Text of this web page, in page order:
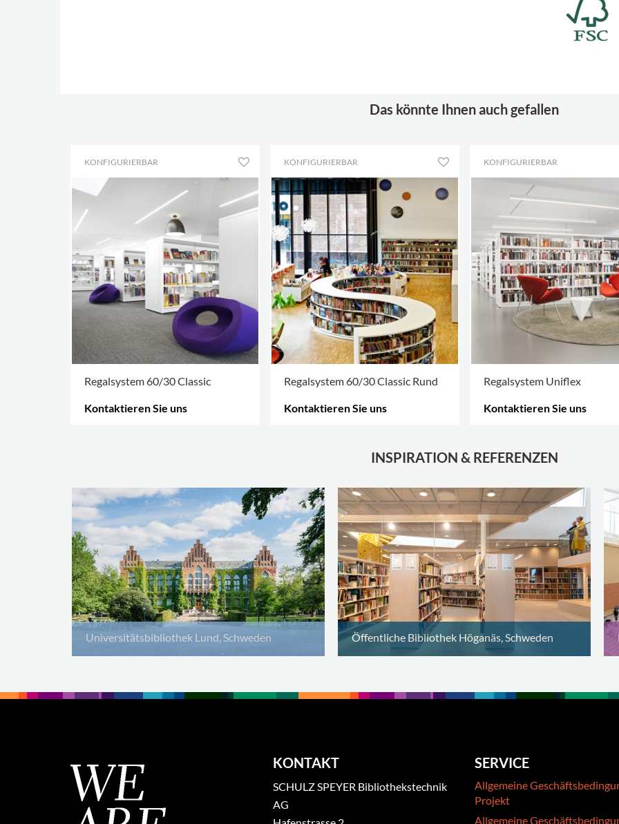
Das könnte Ihnen auch gefallen
KONFIGURIERBAR
Regalsystem 60/30 Classic
Kontaktieren Sie uns
KONFIGURIERBAR
Regalsystem 60/30 Classic Rund
Kontaktieren Sie uns
KONFIGURIERBAR
Regalsystem Uniflex
Kontaktieren Sie uns
INSPIRATION & REFERENZEN
Universitätsbibliothek Lund, Schweden Öffentliche Bibliothek Höganäs, Schweden
KONTAKT
SCHULZ SPEYER Bibliothekstechnik
AG
SERVICE
Allgemeine
Projekt
Allgemeine